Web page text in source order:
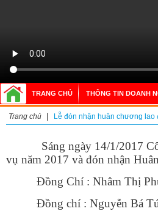
TRANG CHỦ THÔNG TIN DOANH
Trang chủ | Lễ đón nhận huân chương lao
Sáng ngày 14/1/2017
vụ năm 2017 và đón nhận
Đồng Chí : Nhâm Thị
Đồng chí : Nguyễn Bá Túc